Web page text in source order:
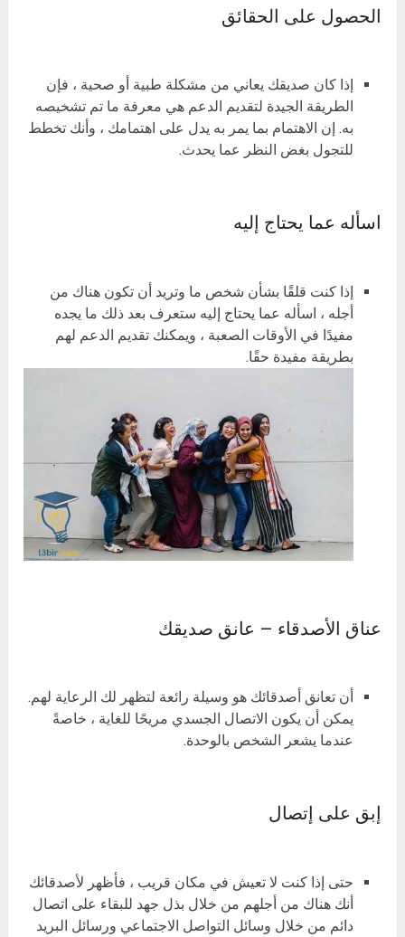
الحصول على الحقائق
إذا كان صديقك يعاني من مشكلة طبية أو صحية ، فإن
الطريقة الجيدة لتقديم الدعم هي معرفة ما تم تشخيصه
به. إن الاهتمام بما يمر به يدل على اهتمامك ، وأنك تخطط
للتجول بغض النظر عما يحدث.
اسأله عما يحتاج إليه
إذا كنت قلقًا بشأن شخص ما وتريد أن تكون هناك من
أجله ، اسأله عما يحتاج إليه ستعرف بعد ذلك ما يجده
مفيدًا في الأوقات الصعبة ، ويمكنك تقديم الدعم لهم
بطريقة مفيدة حقًا.
عناق الأصدقاء – عانق صديقك
أن تعانق أصدقائك هو وسيلة رائعة لتظهر لك الرعاية لهم.
يمكن أن يكون الاتصال الجسدي مريحًا للغاية ، خاصةً
عندما يشعر الشخص بالوحدة.
إبق على إتصال
حتى إذا كنت لا تعيش في مكان قريب ، فأظهر لأصدقائك
أنك هناك من أجلهم من خلال بذل جهد للبقاء على اتصال
دائم من خلال وسائل التواصل الاجتماعي ورسائل البريد